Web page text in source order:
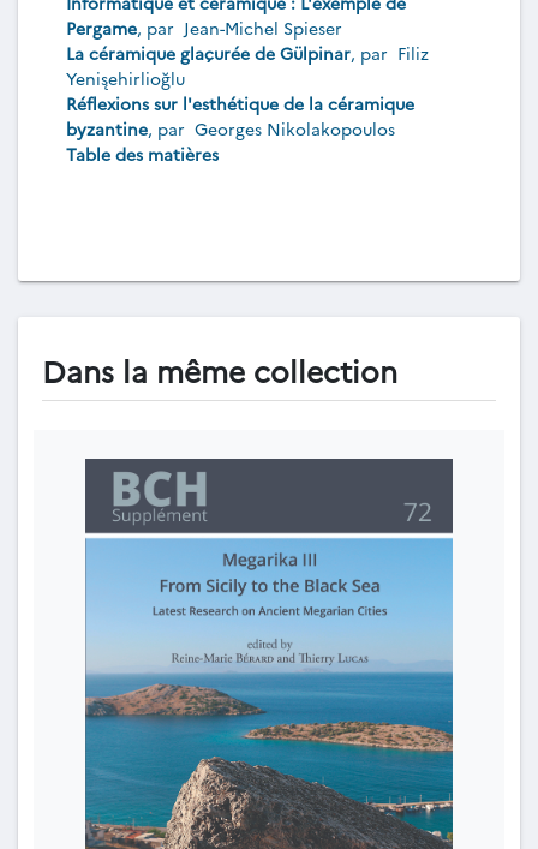
Pergame, par Jean-Michel Spieser
La céramique glaçurée de Gülpinar, par Filiz
Yenis̨ehirlioğlu
Réflexions sur l'esthétique de la céramique
byzantine, par Georges Nikolakopoulos
Table des matières
Dans la même collection